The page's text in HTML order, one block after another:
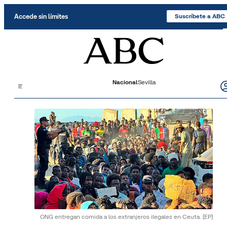
Accede sin límites Suscríbete a ABC
NacionalSevilla
ONG entregan comida a los extranjeros ilegales en Ceuta. (EP)